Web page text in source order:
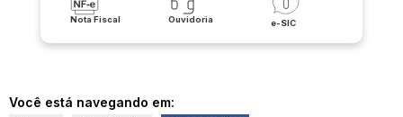
Nota Fiscal Ouvidoria e-SIC
Você está navegando em: